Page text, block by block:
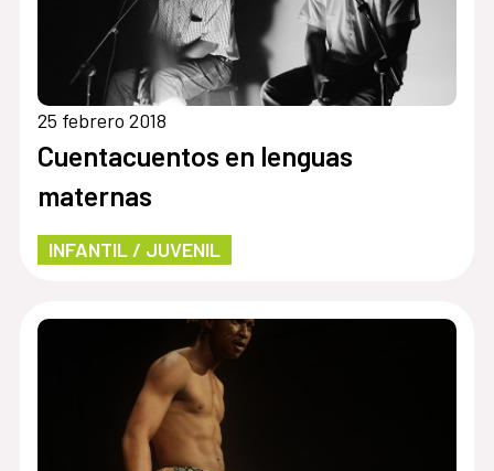
25 febrero 2018
Cuentacuentos en lenguas
maternas
INFANTIL / JUVENIL